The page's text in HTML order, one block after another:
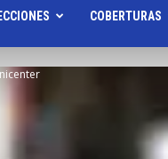
COBERTURAS